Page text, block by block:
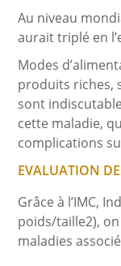
Au niveau
aurait triplé en
Modes
produits riches,
sont
cette maladie,
complications
EVALUATION
Grâce à l’IMC,
poids/taille2),
maladies